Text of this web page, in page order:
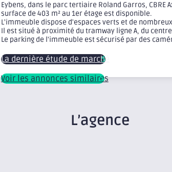
Eybens, dans le parc tertiaire Roland Garros,
surface de 403 m² au 1er étage est disponible.
L'immeuble dispose d'espaces verts et de
Il est situé à proximité du tramway ligne A, du
Le parking de l'immeuble est sécurisé par des
La dernière étude de marché
Voir les annonces similaires
L’agence